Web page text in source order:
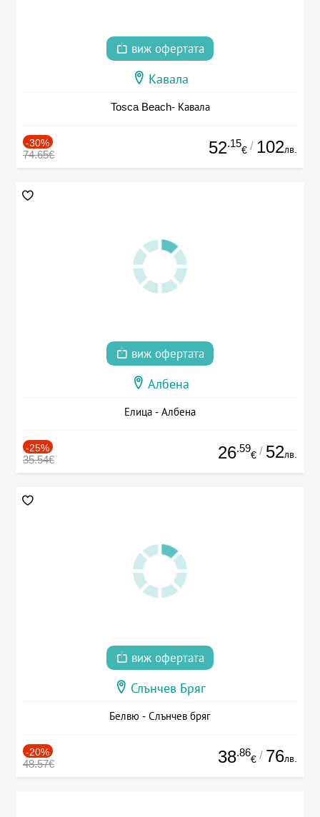
виж офертата
Кавала
Tosca Beach- Кавала
-30%
74.65€ 52.15
€ / 102лв.
виж офертата
Албена
Елица - Албена
-25%
35.54€ 26.59
€ / 52лв.
виж офертата
Слънчев Бряг
Белвю - Слънчев бряг
-20%
48.57€ 38.86
€ / 76лв.